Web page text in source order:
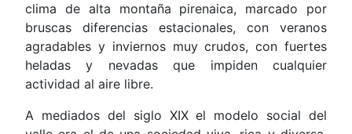
clima de alta montaña pirenaica, marcado por
bruscas diferencias estacionales, con veranos
agradables y inviernos muy crudos, con fuertes
heladas y nevadas que impiden cualquier
actividad al aire libre.
A mediados del siglo XIX el modelo social del